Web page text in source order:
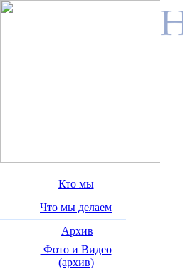
Кто мы
Что мы делаем
Архив
Фото и Видео
(архив)